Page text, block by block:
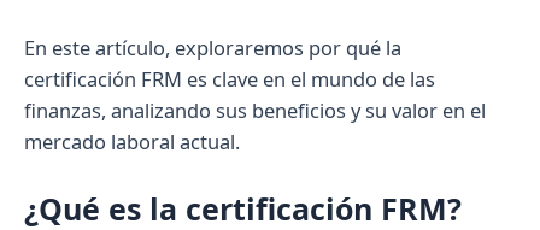
En este artículo, exploraremos por qué la
certificación FRM es clave en el mundo de las
finanzas, analizando sus beneficios y su valor en el
mercado laboral actual.
¿Qué es la certificación FRM?